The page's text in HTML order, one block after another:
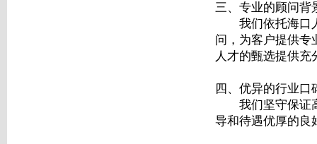
三、专业的顾问背
我们依托海口人
问，为客户提供专
人才的甄选提供
四、优异的行业口
我们坚守保证高
导和待遇优厚的良